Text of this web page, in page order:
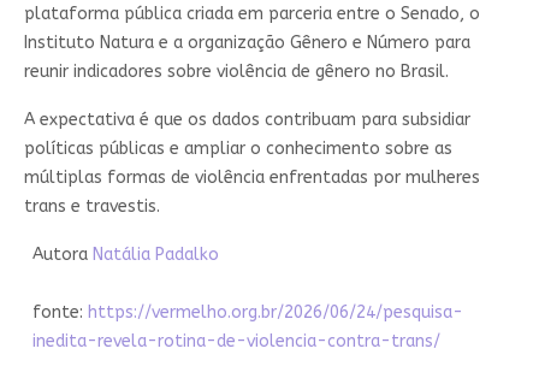
plataforma pública criada em parceria entre o Senado, o
Instituto Natura e a organização Gênero e Número para
reunir indicadores sobre violência de gênero no Brasil.
A expectativa é que os dados contribuam para subsidiar
políticas públicas e ampliar o conhecimento sobre as
múltiplas formas de violência enfrentadas por mulheres
trans e travestis.
Autora Natália Padalko
fonte: https://vermelho.org.br/2026/06/24/pesquisa-
inedita-revela-rotina-de-violencia-contra-trans/